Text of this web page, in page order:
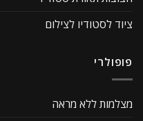
ציוד לסטודיו לצילום
פופולרי
מצלמות ללא מראה